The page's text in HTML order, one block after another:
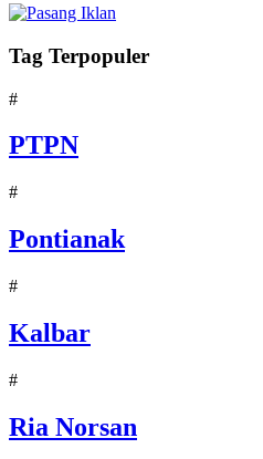
Tag Terpopuler
#
PTPN
#
Pontianak
#
Kalbar
#
Ria Norsan